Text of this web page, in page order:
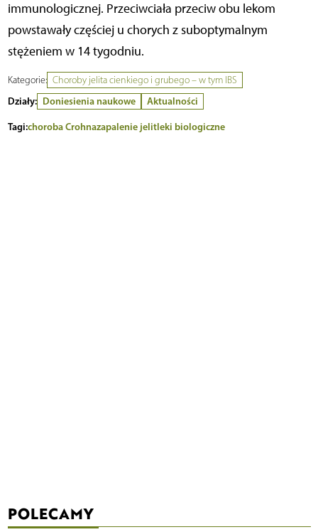
immunologicznej. Przeciwciała przeciw obu lekom
powstawały częściej u chorych z suboptymalnym
stężeniem w 14 tygodniu.
Kategorie: Choroby jelita cienkiego i grubego – w tym IBS
Działy: Doniesienia naukowe
Aktualności
Tagi:choroba Crohnazapalenie jelitleki biologiczne
POLECAMY